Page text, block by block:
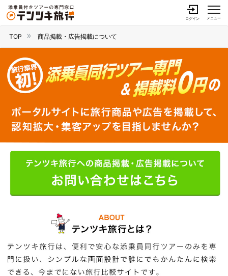
ログイン メニュー
TOP 商品掲載・広告掲載について